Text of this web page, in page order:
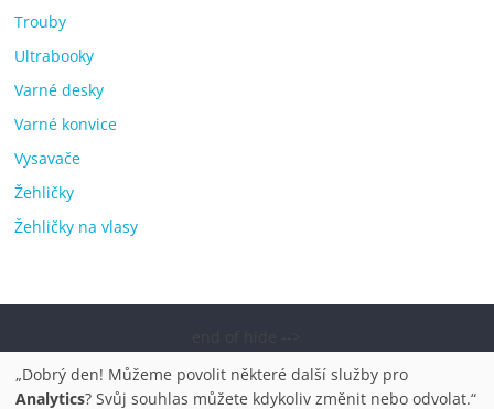
Trouby
Ultrabooky
Varné desky
Varné konvice
Vysavače
Žehličky
Žehličky na vlasy
pračky, televize, notebooky, mobilní telefony, kávovary,
„Dobrý den! Můžeme povolit některé další služby pro
Analytics? Svůj souhlas můžete kdykoliv změnit nebo odvolat.“